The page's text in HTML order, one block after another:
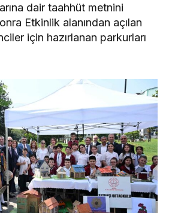
dair taahhüt metnini
Etkinlik alanından açılan
için hazırlanan parkurları